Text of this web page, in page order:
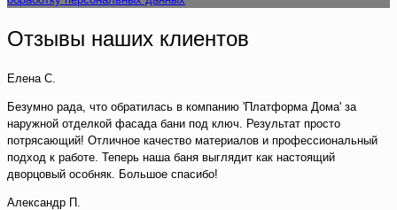
Отзывы наших клиентов
Елена С.
Безумно рада, что обратилась в компанию 'Платформа Дома' за
наружной отделкой фасада бани под ключ. Результат просто
потрясающий! Отличное качество материалов и профессиональный
подход к работе. Теперь наша баня выглядит как настоящий
дворцовый особняк. Большое спасибо!
Александр П.